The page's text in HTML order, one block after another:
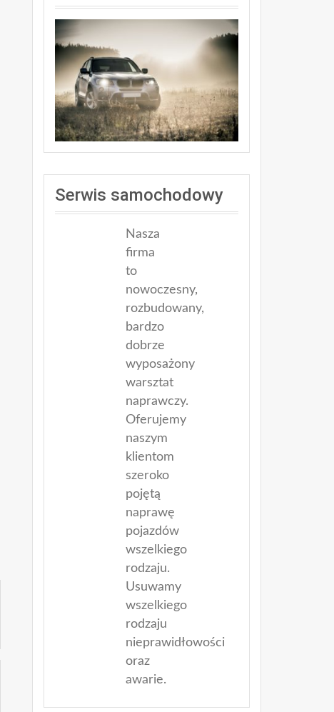
Serwis samochodowy
Nasza
firma
to
nowoczesny,
rozbudowany,
bardzo
dobrze
wyposażony
warsztat
naprawczy.
Oferujemy
naszym
klientom
szeroko
pojętą
naprawę
pojazdów
wszelkiego
rodzaju.
Usuwamy
wszelkiego
rodzaju
nieprawidłowości
oraz
awarie.